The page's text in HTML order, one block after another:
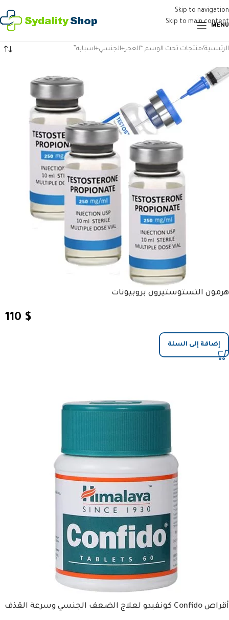
Skip to navigation
Skip to main content
MENU
الرئيسية منتجات تحت الوسم “العجز+الجنسي+اسبابه”
هرمون التستوستيرون بروبيونات
110 $
إضافة إلى السلة
أقراص Confido كونفيدو لعلاج الضعف الجنسي وسرعة القذف